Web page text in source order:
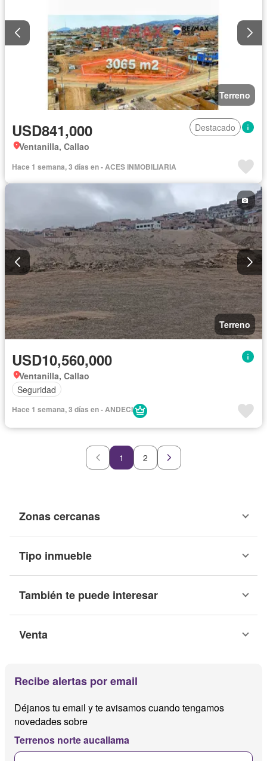
Terreno
USD841,000
Destacado
Ventanilla, Callao
Hace 1 semana, 3 días en - ACES INMOBILIARIA
Terreno
USD10,560,000
Ventanilla, Callao
Seguridad
Hace 1 semana, 3 días en - ANDECI
1 2
Zonas cercanas
Tipo inmueble
También te puede interesar
Venta
Recibe alertas por email
Déjanos tu email y te avisamos cuando tengamos
novedades sobre
Terrenos norte aucallama